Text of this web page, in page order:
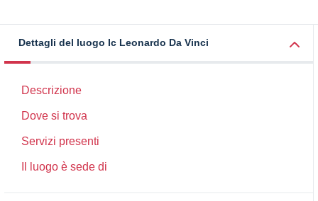
Dettagli del luogo Ic Leonardo Da Vinci
Descrizione
Dove si trova
Servizi presenti
Il luogo è sede di